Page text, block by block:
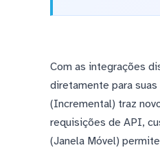
Com as integrações
diretamente para
(Incremental) traz
requisições de API,
(Janela Móvel)